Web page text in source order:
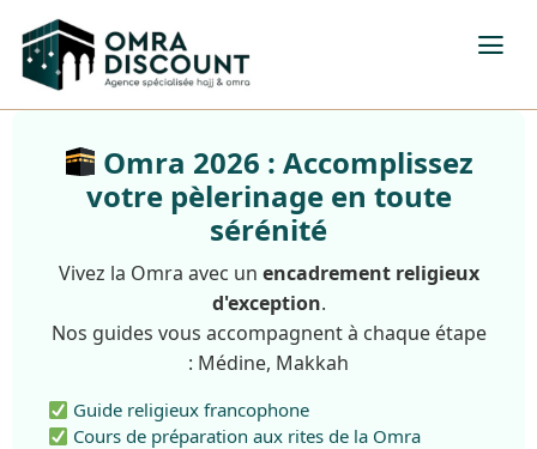
Omra 2026 : Accomplissez
votre pèlerinage en toute
sérénité
Vivez la Omra avec un encadrement religieux
d'exception.
Nos guides vous accompagnent à chaque étape
: Médine, Makkah
Guide religieux francophone
Cours de préparation aux rites de la Omra